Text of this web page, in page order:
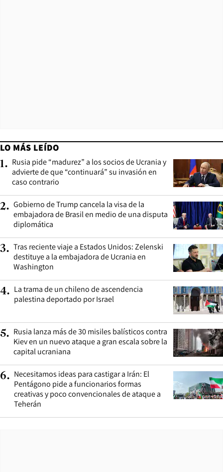
LO MÁS LEÍDO
1. Rusia pide “madurez” a los socios de Ucrania y
advierte de que “continuará” su invasión en
caso contrario
2. Gobierno de Trump cancela la visa de la
embajadora de Brasil en medio de una disputa
diplomática
3. Tras reciente viaje a Estados Unidos: Zelenski
destituye a la embajadora de Ucrania en
Washington
4. La trama de un chileno de ascendencia
palestina deportado por Israel
5. Rusia lanza más de 30 misiles balísticos contra
Kiev en un nuevo ataque a gran escala sobre la
capital ucraniana
6. Necesitamos ideas para castigar a Irán: El
Pentágono pide a funcionarios formas
creativas y poco convencionales de ataque a
Teherán